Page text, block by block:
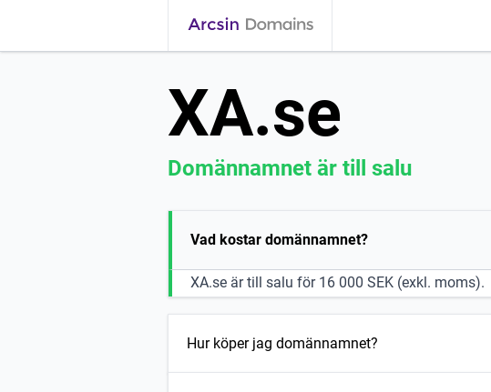
XA.se
Domännamnet är till salu
Vad kostar domännamnet?
XA.se är till salu för 16 000 SEK (exkl. moms).
Hur köper jag domännamnet?